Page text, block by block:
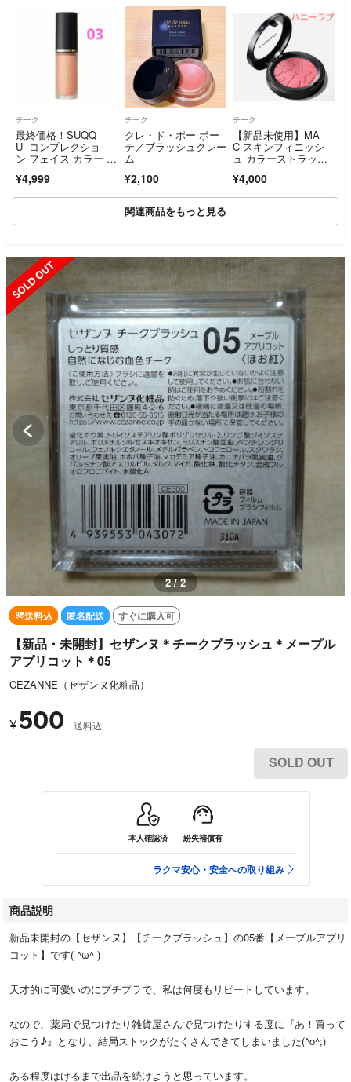
チーク
最終価格！SUQQ
U コンプレクショ
ン フェイス カラー 0
¥4,999
チーク
クレ・ド・ポー ボー
テ／ブラッシュクレー
ム
¥2,100
チーク
【新品未使用】MA
C スキンフィニッシ
ュ カラーストラッ
ラブ
¥4,000
関連商品をもっと見る
SOLD OUT
1 / 2
送料込 匿名配送 すぐに購入可
【新品・未開封】セザンヌ＊チークブラッシュ＊メープル
アプリコット＊05
CEZANNE（セザンヌ化粧品）
¥ 500 送料込
SOLD OUT
本人確認済 紛失補償有
ラクマ安心・安全への取り組み
商品説明
新品未開封の【セザンヌ】【チークブラッシュ】の05番【メープルアプリ
コット】です( ^ω^ )
天才的に可愛いのにプチプラで、私は何度もリピートしています。
なので、薬局で見つけたり雑貨屋さんで見つけたりする度に『あ！買って
おこう♪』となり、結局ストックがたくさんできてしまいました(^o^;)
ある程度はけるまで出品を続けようと思っています。